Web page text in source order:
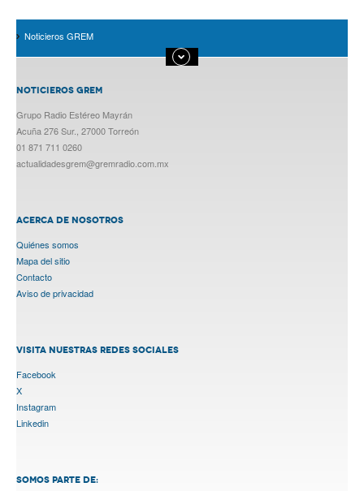
Noticieros GREM
NOTICIEROS GREM
Grupo Radio Estéreo Mayrán
Acuña 276 Sur., 27000 Torreón
01 871 711 0260
actualidadesgrem@gremradio.com.mx
ACERCA DE NOSOTROS
Quiénes somos
Mapa del sitio
Contacto
Aviso de privacidad
VISITA NUESTRAS REDES SOCIALES
Facebook
X
Instagram
Linkedin
SOMOS PARTE DE: